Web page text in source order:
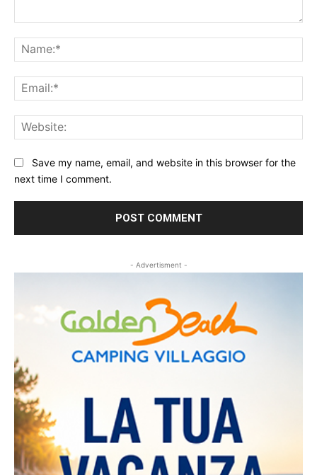
Save my name, email, and website in this browser for the
next time I comment.
- Advertisment -